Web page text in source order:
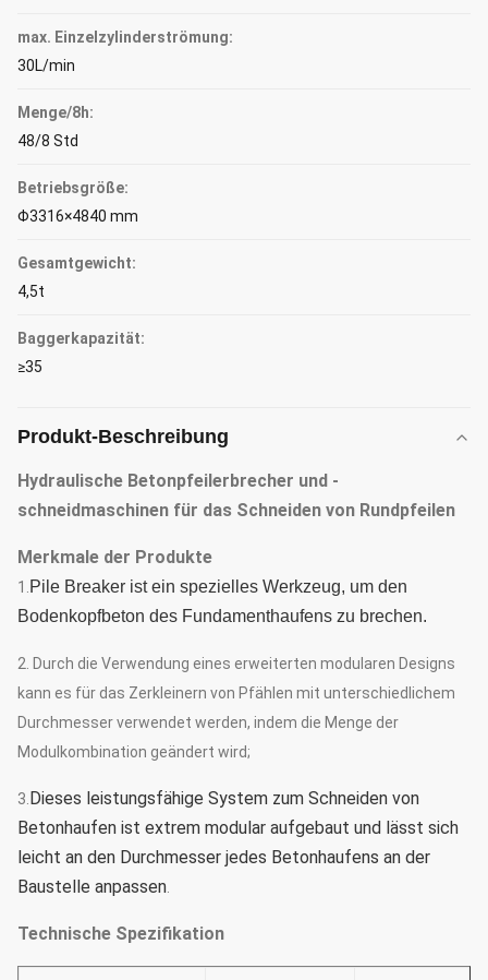
max. Einzelzylinderströmung:
30L/min
Menge/8h:
48/8 Std
Betriebsgröße:
Φ3316×4840 mm
Gesamtgewicht:
4,5t
Baggerkapazität:
≥35
Produkt-Beschreibung
Hydraulische Betonpfeilerbrecher und -
schneidmaschinen für das Schneiden von Rundpfeilen
Merkmale der Produkte
1. Pile Breaker ist ein spezielles Werkzeug, um den
Bodenkopfbeton des Fundamenthaufens zu brechen.
2. Durch die Verwendung eines erweiterten modularen Designs
kann es für das Zerkleinern von Pfählen mit unterschiedlichem
Durchmesser verwendet werden, indem die Menge der
Modulkombination geändert wird;
3. Dieses leistungsfähige System zum Schneiden von
Betonhaufen ist extrem modular aufgebaut und lässt sich
leicht an den Durchmesser jedes Betonhaufens an der
Baustelle anpassen
Technische Spezifikation